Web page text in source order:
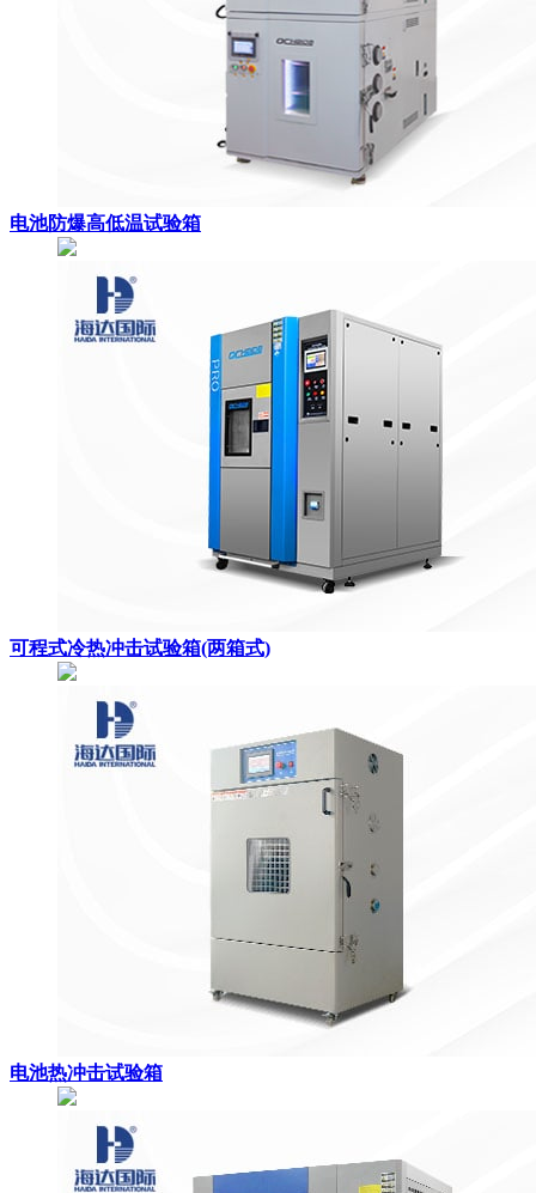
电池防爆高低温试验箱
可程式冷热冲击试验箱(两箱式)
电池热冲击试验箱